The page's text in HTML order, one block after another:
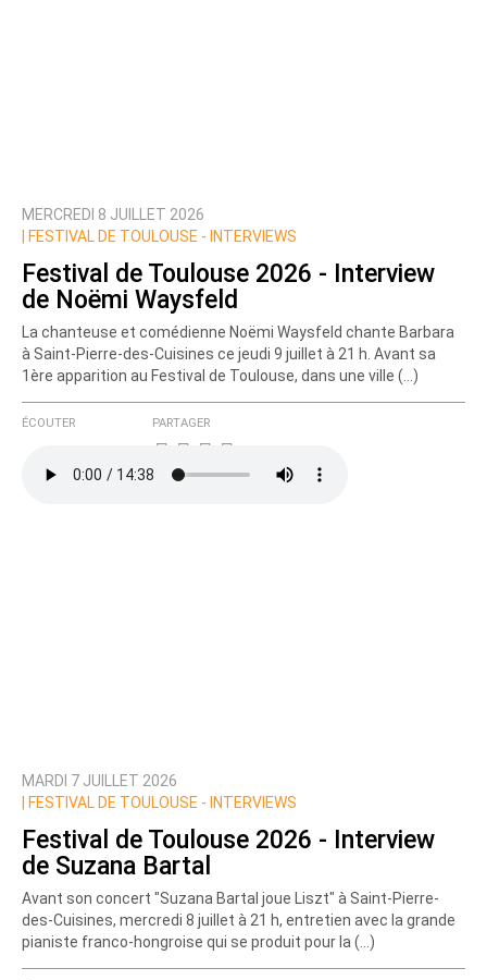
MERCREDI 8 JUILLET 2026
FESTIVAL DE TOULOUSE - INTERVIEWS
Festival de Toulouse 2026 - Interview
de Noëmi Waysfeld
La chanteuse et comédienne Noëmi Waysfeld chante Barbara
à Saint-Pierre-des-Cuisines ce jeudi 9 juillet à 21 h. Avant sa
1ère apparition au Festival de Toulouse, dans une ville (…)
ÉCOUTER PARTAGER
MARDI 7 JUILLET 2026
FESTIVAL DE TOULOUSE - INTERVIEWS
Festival de Toulouse 2026 - Interview
de Suzana Bartal
Avant son concert "Suzana Bartal joue Liszt" à Saint-Pierre-
des-Cuisines, mercredi 8 juillet à 21 h, entretien avec la grande
pianiste franco-hongroise qui se produit pour la (…)